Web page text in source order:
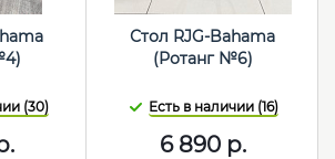
(30)
Стол RJG-Bahama
(Ротанг №6)
Есть в наличии (16)
6 890р.